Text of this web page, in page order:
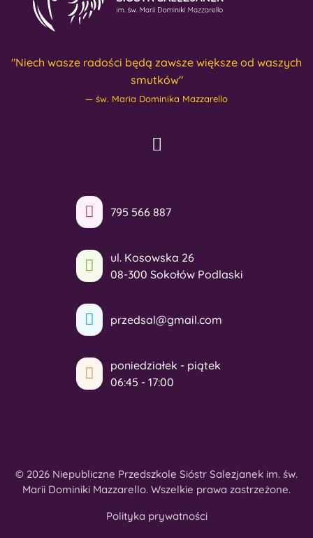
"Niech wasze radości będą zawsze większe od waszych
smutków"
św. Maria Dominika Mazzarello
795 566 887
ul. Kosowska 26
08-300 Sokołów Podlaski
przedsal@gmail.com
poniedziałek - piątek
06:45 - 17:00
© 2026 Niepubliczne Przedszkole Sióstr Salezjanek im. św.
Marii Dominiki Mazzarello. Wszelkie prawa zastrzeżone.
Polityka prywatności